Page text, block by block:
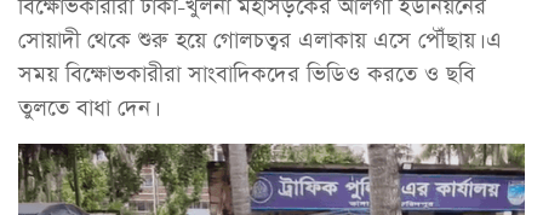
বিক্ষোভকারীরা ঢাকা-খুলনা মহাসড়কের আলগী ইউনিয়নের
সোয়াদী থেকে শুরু হয়ে গোলচত্বর এলাকায় এসে পৌঁছায়। এ
সময় বিক্ষোভকারীরা সাংবাদিকদের ভিডিও করতে ও ছবি
তুলতে বাধা দেন।